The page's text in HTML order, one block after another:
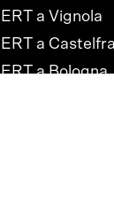
ERT a Vignola
ERT a
ERT a Bologna